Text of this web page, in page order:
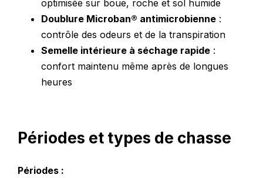
optimisée sur boue, roche et sol humide
Doublure Microban® antimicrobienne :
contrôle des odeurs et de la transpiration
Semelle intérieure à séchage rapide :
confort maintenu même après de longues
heures
Périodes et types de chasse
Périodes :